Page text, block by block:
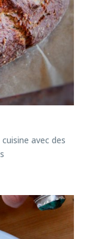
cuisine avec des